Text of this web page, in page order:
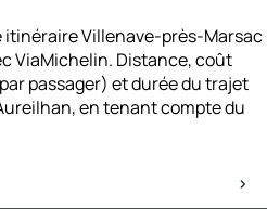
Villenave-près-Marsac
ViaMichelin. Distance, coût
passager) et durée du trajet
en tenant compte du